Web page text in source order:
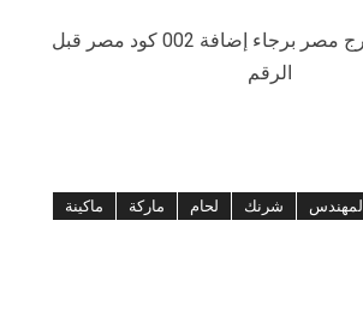
وللإتصال من خارج مصر برجاء إضافة 002 كود مصر قبل
الرقم
المهندس شرنك لحام ماركة
ماكينة